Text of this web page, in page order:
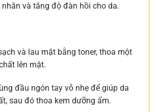
và tăng độ đàn hồi cho da.
và lau mặt bằng toner, thoa một
lên mặt.
đầu ngón tay vỗ nhẹ để giúp da
sau đó thoa kem dưỡng ẩm.